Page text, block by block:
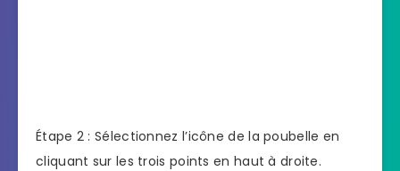
Étape 2 : Sélectionnez l’icône de la poubelle en
cliquant sur les trois points en haut à droite.